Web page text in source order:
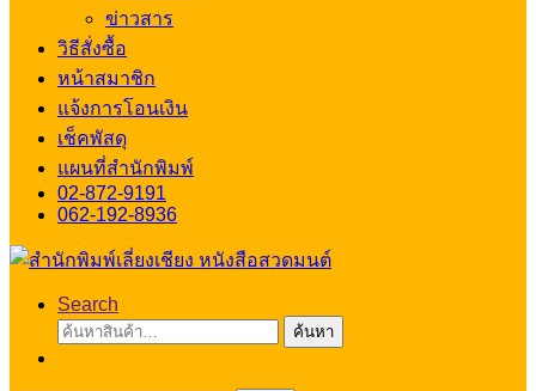
ข่าวสาร
วิธีสั่งซื้อ
หน้าสมาชิก
แจ้งการโอนเงิน
เช็คพัสดุ
แผนที่สำนักพิมพ์
02-872-9191
062-192-8936
Search
ค้นหา:
ค้นหา